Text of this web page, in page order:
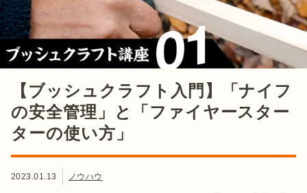
【ブッシュクラフト入門】「ナイフ
の安全管理」と「ファイヤースター
ターの使い方」
2023.01.13 ノウハウ